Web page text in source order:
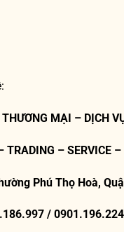
MẠI – DỊCH
TRADING – SERVICE
Phú Thọ Hoà,
/